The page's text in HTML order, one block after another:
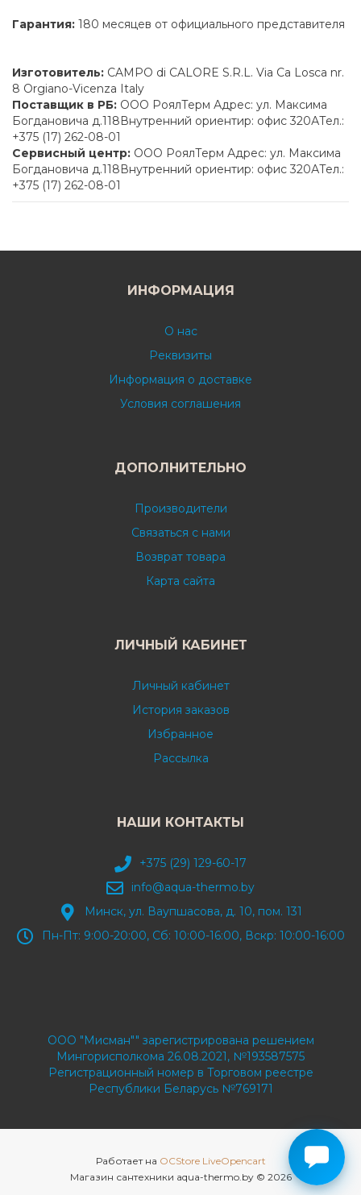
Гарантия: 180 месяцев от официального представителя
Изготовитель: CAMPO di CALORE S.R.L. Via Ca Losca nr.
8 Orgiano-Vicenza Italy
Поставщик в РБ: ООО РоялТерм Адрес: ул. Максима
Богдановича д.118Внутренний ориентир: офис 320АТел.:
+375 (17) 262-08-01
Сервисный центр: ООО РоялТерм Адрес: ул. Максима
Богдановича д.118Внутренний ориентир: офис 320АТел.:
+375 (17) 262-08-01
ИНФОРМАЦИЯ
О нас
Реквизиты
Информация о доставке
Условия соглашения
ДОПОЛНИТЕЛЬНО
Производители
Связаться с нами
Возврат товара
Карта сайта
ЛИЧНЫЙ КАБИНЕТ
Личный кабинет
История заказов
Избранное
Рассылка
НАШИ КОНТАКТЫ
+375 (29) 129-60-17
info@aqua-thermo.by
Минск, ул. Ваупшасова, д. 10, пом. 131
Пн-Пт: 9:00-20:00, Сб: 10:00-16:00, Вскр: 10:00-16:00
ООО "Мисман"" зарегистрирована решением
Мингорисполкома 26.08.2021, №193587575
Регистрационный номер в Торговом реестре
Республики Беларусь №769171
Работает на OCStore LiveOpencart
Магазин сантехники aqua-thermo.by © 2026